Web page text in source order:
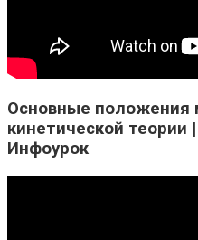
Основные положения
кинетической теории
Инфоурок